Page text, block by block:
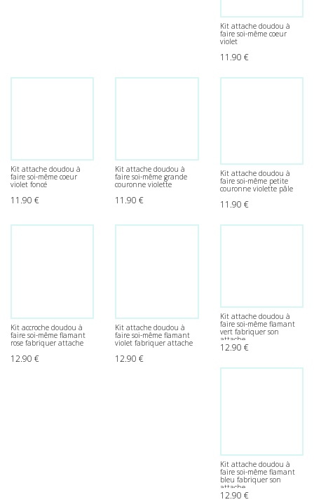
Kit attache doudou à
faire soi-même coeur
violet
11.90 €
Kit attache doudou à
faire soi-même coeur
violet foncé
11.90 €
Kit attache doudou à
faire soi-même grande
couronne violette
11.90€
Kit attache doudou à
faire soi-même petite
couronne violette pâle
11.90 €
Kit accroche doudou à
faire soi-même flamant
rose fabriquer attache
12.90 €
Kit attache doudou à
faire soi-même flamant
violet fabriquer attache
12.90€
Kit attache doudou à
faire soi-même flamant
vert fabriquer son
attache
12.90 €
Kit attache doudou à
faire soi-même flamant
bleu fabriquer son
attache
12.90 €